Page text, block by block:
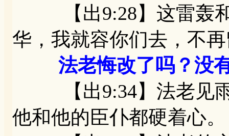
【出9:28】这雷轰和
华，我就容你们去，不
法老悔改了吗？没
【出9:34】法老见雨
他和他的臣仆都硬着心。